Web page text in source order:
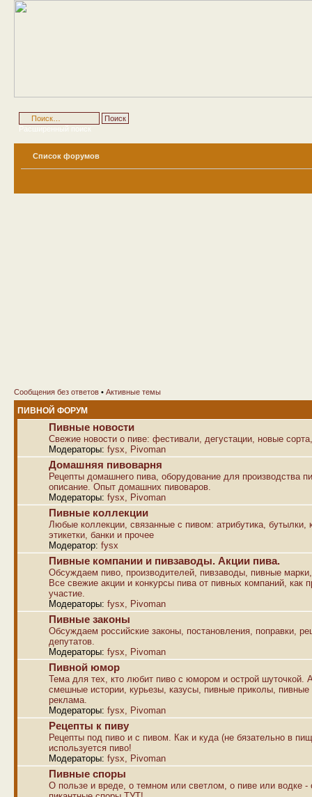
Расширенный поиск
Список форумов
Сообщения без ответов • Активные темы
ПИВНОЙ ФОРУМ
Пивные новости
Свежие новости о пиве: фестивали, дегустации, новые
Модераторы: fysx Pivoman
Домашняя пивоварня
Рецепты домашнего пива, оборудование для производства
описание. Опыт домашних пивоваров.
Модераторы: fysx Pivoman
Пивные коллекции
Любые коллекции, связанные с пивом: атрибутика, бутылки,
этикетки, банки и прочее
Модератор: fysx
Пивные компании и пивзаводы. Акции пива.
Обсуждаем пиво, производителей, пивзаводы, пивные
Все свежие акции и конкурсы пива от пивных компаний, как
участие.
Модераторы: fysx Pivoman
Пивные законы
Обсуждаем российские законы, постановления, поправки,
депутатов.
Модераторы: fysx Pivoman
Пивной юмор
Тема для тех, кто любит пиво с юмором и острой шуточкой.
смешные истории, курьезы, казусы, пивные приколы,
реклама.
Модераторы: fysx Pivoman
Рецепты к пиву
Рецепты под пиво и с пивом. Как и куда (не бязательно в
используется пиво!
Модераторы: fysx Pivoman
Пивные споры
О пользе и вреде, о темном или светлом, о пиве или водке -